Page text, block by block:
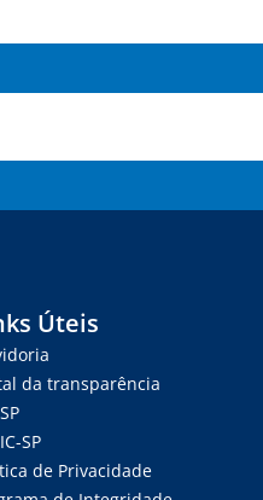
Úteis
da transparência
SP
de Privacidade